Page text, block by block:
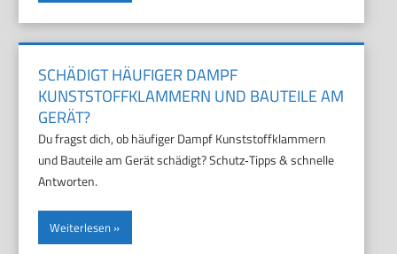
SCHÄDIGT HÄUFIGER DAMPF
KUNSTSTOFFKLAMMERN UND BAUTEILE AM
GERÄT?
Du fragst dich, ob häufiger Dampf Kunststoffklammern
und Bauteile am Gerät schädigt? Schutz‑Tipps & schnelle
Antworten.
Weiterlesen